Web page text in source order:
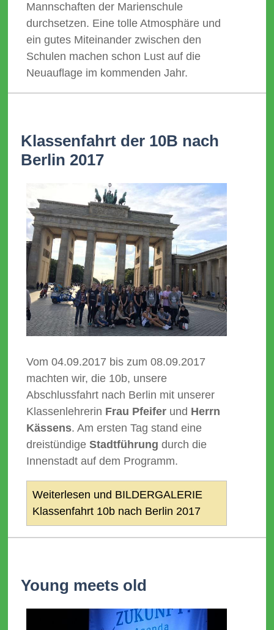
Mannschaften der Marienschule
durchsetzen. Eine tolle Atmosphäre und
ein gutes Miteinander zwischen den
Schulen machen schon Lust auf die
Neuauflage im kommenden Jahr.
Klassenfahrt der 10B nach
Berlin 2017
Vom 04.09.2017 bis zum 08.09.2017
machten wir, die 10b, unsere
Abschlussfahrt nach Berlin mit unserer
Klassenlehrerin Frau Pfeiferund Herrn
Kässens. Am ersten Tag stand eine
dreistündige Stadtführung durch die
Innenstadt auf dem Programm.
Weiterlesen und BILDERGALERIE
Klassenfahrt 10b nach Berlin 2017
Young meets old